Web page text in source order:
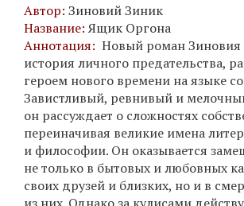
Автор: Зиновий Зиник
Название:Ящик Оргона
Аннотация: Новый роман
история личного предательства,
героем нового времени на языке
Завистливый, ревнивый и
он рассуждает о сложностях
переиначивая великие имена
и философии. Он оказывается
не только в бытовых и любовных
своих друзей и близких, но и в